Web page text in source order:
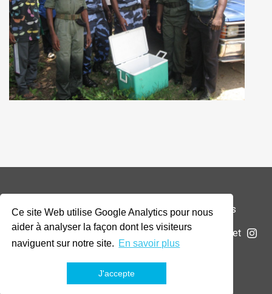
Ce site Web utilise Google Analytics pour nous
aider à analyser la façon dont les visiteurs
naviguent sur notre site. En savoir plus
J'accepte
© 2026 Addax & Oryx Foundation —Mentions légales
La Fondation Projets Actualités Soumettre un projet